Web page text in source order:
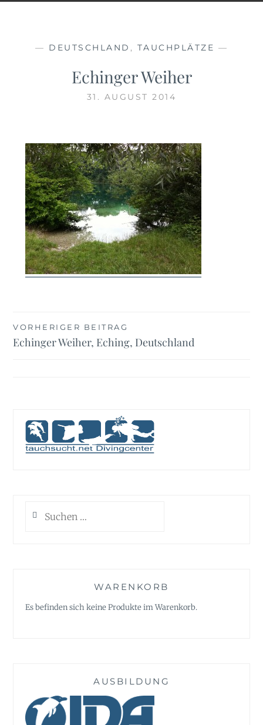
— DEUTSCHLAND , TAUCHPLÄTZE —
Echinger Weiher
31. AUGUST 2014
Beitragsnavigation
VORHERIGER BEITRAG
Echinger Weiher, Eching, Deutschland
nach:
WARENKORB
Es befinden sich keine Produkte im Warenkorb.
AUSBILDUNG